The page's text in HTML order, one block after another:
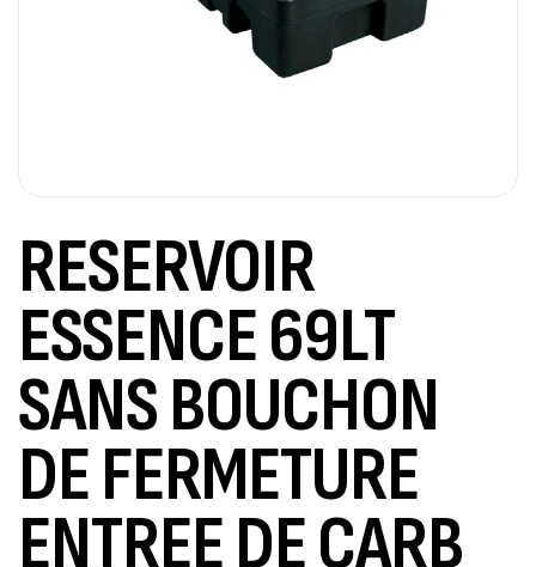
RESERVOIR
ESSENCE 69LT
SANS BOUCHON
DE FERMETURE
ENTREE DE CARB